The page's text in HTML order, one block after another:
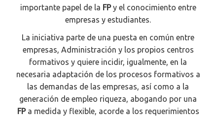
importante papel de la FPy el conocimiento entre
empresas y estudiantes.
La iniciativa parte de una puesta en común entre
empresas, Administración y los propios centros
formativos y quiere incidir, igualmente, en la
necesaria adaptación de los procesos formativos a
las demandas de las empresas, así como a la
generación de empleo riqueza, abogando por una
FPa medida y flexible, acorde a los requerimientos